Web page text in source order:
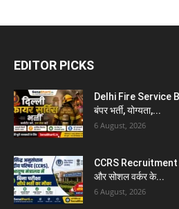
EDITOR PICKS
Delhi Fire Service
बंपर भर्ती, योग्यता,...
6 August, 2026
CCRS Recruitment
और सोशल वर्कर के...
6 August, 2026